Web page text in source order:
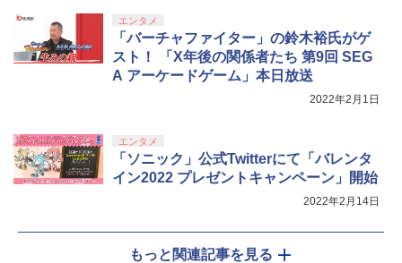
エンタメ
「バーチャファイター」の鈴木裕氏がゲ
スト！ 「X年後の関係者たち 第9回 SEG
A アーケードゲーム」本日放送
2022年2月1日
エンタメ
「ソニック」公式Twitterにて「バレンタ
イン2022 プレゼントキャンペーン」開始
2022年2月14日
もっと関連記事を見る